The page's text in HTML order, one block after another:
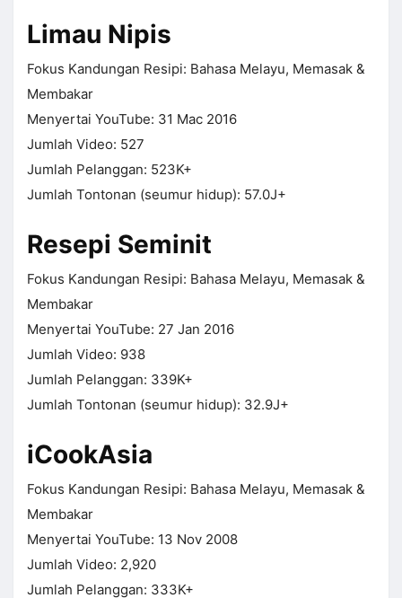
Limau Nipis
Fokus Kandungan Resipi: Bahasa Melayu, Memasak &
Membakar
Menyertai YouTube: 31 Mac 2016
Jumlah Video: 527
Jumlah Pelanggan: 523K+
Jumlah Tontonan (seumur hidup): 57.0J+
Resepi Seminit
Fokus Kandungan Resipi: Bahasa Melayu, Memasak &
Membakar
Menyertai YouTube: 27 Jan 2016
Jumlah Video: 938
Jumlah Pelanggan: 339K+
Jumlah Tontonan (seumur hidup): 32.9J+
iCookAsia
Fokus Kandungan Resipi: Bahasa Melayu, Memasak &
Membakar
Menyertai YouTube: 13 Nov 2008
Jumlah Video: 2,920
Jumlah Pelanggan: 333K+